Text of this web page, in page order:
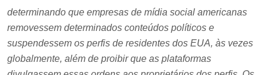
determinando que empresas de mídia social americanas
removessem determinados conteúdos políticos e
suspendessem os perfis de residentes dos EUA, às vezes
globalmente, além de proibir que as plataformas